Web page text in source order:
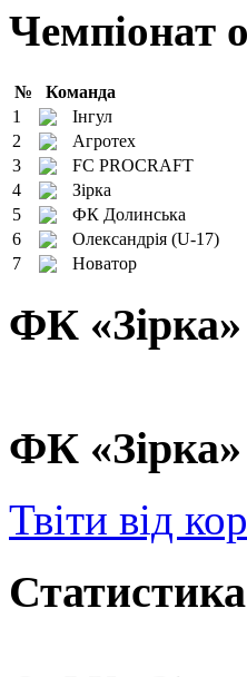
Чемпіонат
№ Команда
1
Інгул
2
Агротех
3
FC PROCRAFT
4
Зірка
5
ФК Долинська
6
Олександрія (U-17)
7
Новатор
ФК «Зірка»
ФК
Твіти від
Статистика